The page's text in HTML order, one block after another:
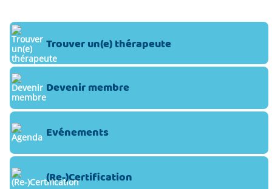
Trouver un(e) thérapeute
Devenir membre
Evénements
(Re-)Certification